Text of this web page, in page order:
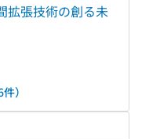
張技術の創る未
）